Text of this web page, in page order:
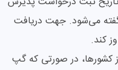
می‌شود. جهت دریافت
کند.
کشورها، در صورتی که گپ